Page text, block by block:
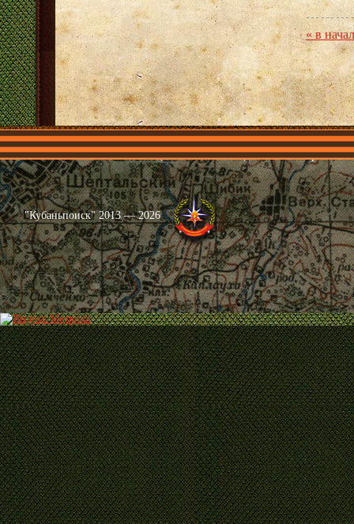
« в
Главная Имена Общественные объединения Проекты
"Кубаньпоиск" 2013 — 2026